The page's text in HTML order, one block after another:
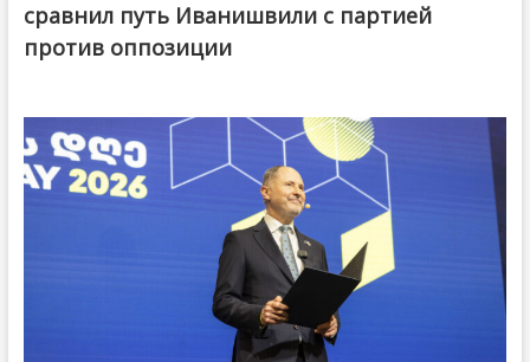
сравнил путь Иванишвили с партией
против оппозиции